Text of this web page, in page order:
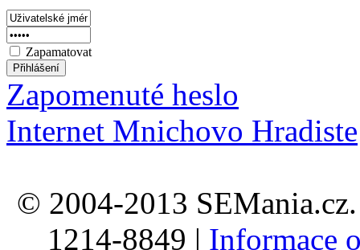
Zapamatovat
Zapomenuté heslo
Internet Mnichovo Hradiste
© 2004-2013
1214-8849 | Informace